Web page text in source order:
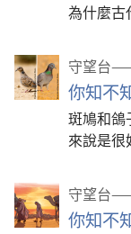
為什麼古
守望台
你知不
斑鳩和鴿
來說是很
守望台
你知不